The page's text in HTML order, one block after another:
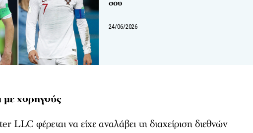
σου
24/06/2026
χορηγούς
φέρεται να είχε αναλάβει τη διαχείριση διεθνών